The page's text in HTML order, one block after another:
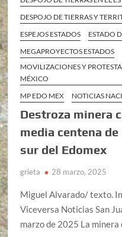
DESPOJO DE TIERRAS Y
ESPEJOS ESTADOS
ESTADO
MEGAPROYECTOS ESTADOS
MOVILIZACIONES Y
MÉXICO
MP EDO MEX
NOTICIAS
Destroza minera
media centena
sur del Edomex
grieta 28 marzo, 2025
Miguel Alvarado/ texto.
Viceversa Noticias San
marzo de 2025 La